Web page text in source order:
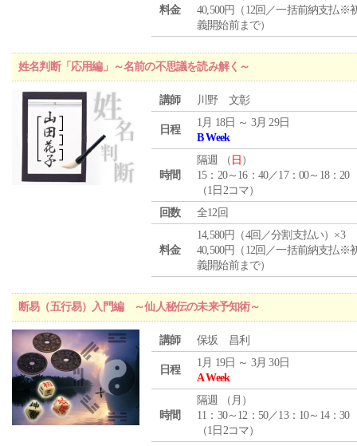
料金
40,500円（12回／一括前納支払※
義開始前まで）
姓名判断「応用編」～名前の不思議を読み解く～
講師 川野 文彰
日程
1月 18日 ～ 3月 29日
B Week
時間
隔週 （ 日 ）
15：20～16：40／17：00～18：20
（1日2コマ）
回数
全12回
料金
14,580円（4回／分割支払い）×3
40,500円（12回／一括前納支払※
義開始前まで）
断易（五行易）入門編 ～仙人秘伝の未来予知術～
講師 保坂 昌利
日程
1月 19日 ～ 3月 30日
A Week
時間
隔週 （ 月 ）
11：30～12：50／13：10～14：30
（1日2コマ）